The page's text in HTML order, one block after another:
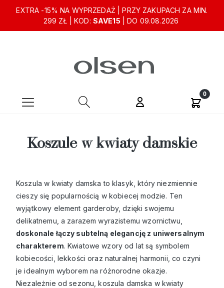
EXTRA -15% NA WYPRZEDAŻ | PRZY ZAKUPACH ZA MIN.
299 ZŁ | KOD: SAVE15 | DO 09.08.2026
Koszule w kwiaty damskie
Koszula w kwiaty damska to klasyk, który niezmiennie
cieszy się popularnością w kobiecej modzie. Ten
wyjątkowy element garderoby, dzięki swojemu
delikatnemu, a zarazem wyrazistemu wzornictwu,
doskonale łączy subtelną elegancję z uniwersalnym
charakterem. Kwiatowe wzory od lat są symbolem
kobiecości, lekkości oraz naturalnej harmonii, co czyni
je idealnym wyborem na różnorodne okazje.
Niezależnie od sezonu, koszula damska w kwiaty